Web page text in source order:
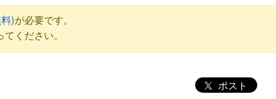
)が必要です。
てください。
ポスト